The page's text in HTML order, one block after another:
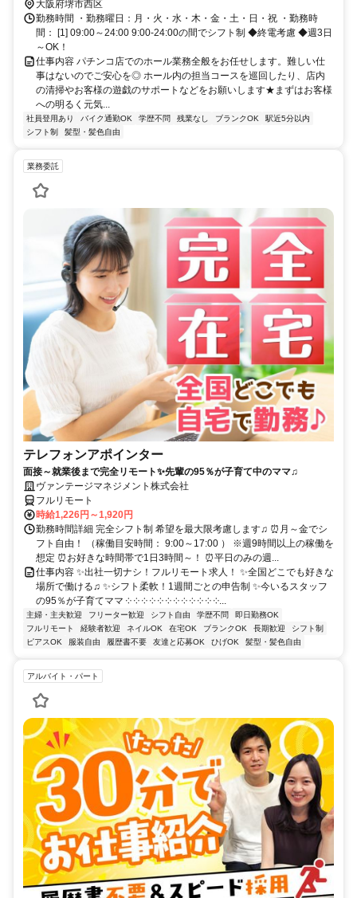
大阪府堺市西区
勤務時間 ・勤務曜日：月・火・水・木・金・土・日・祝 ・勤務時
間： [1] 09:00～24:00 9:00-24:00の間でシフト制 ◆終電考慮 ◆週3日
～OK！
仕事内容 パチンコ店でのホール業務全般をお任せします。難しい仕
事はないのでご安心を◎ ホール内の担当コースを巡回したり、店内
の清掃やお客様の遊戯のサポートなどをお願いします★まずはお客様
への明るく元気...
社員登用あり バイク通勤OK 学歴不問 残業なし ブランクOK
駅近5分以内
シフト制
髪型・髪色自由
業務委託
テレフォンアポインター
面接～就業後まで完全リモート✨先輩の95％が子育て中のママ♫
ヴァンテージマネジメント株式会社
フルリモート
時給1,226円～1,920円
勤務時間詳細 完全シフト制 希望を最大限考慮します♫ ⏰月～金でシ
フト自由！ （稼働目安時間： 9:00～17:00 ） ※週9時間以上の稼働を
想定 ⏰お好きな時間帯で1日3時間～！ ⏰平日のみの週...
仕事内容 ✨出社一切ナシ！フルリモート求人！ ✨全国どこでも好きな
場所で働ける♫ ✨シフト柔軟！1週間ごとの申告制 ✨今いるスタッフ
の95％が子育てママ ༶ ༶ ༶ ༶ ༶ ༶ ༶ ༶ ༶ ༶ ༶ ༶...
主婦・主夫歓迎 フリーター歓迎 シフト自由 学歴不問
即日勤務OK
フルリモート
経験者歓迎 ネイルOK 在宅OK ブランクOK 長期歓迎
シフト制
ピアスOK
服装自由 履歴書不要 友達と応募OK ひげOK 髪型・髪色自由
アルバイト・パート